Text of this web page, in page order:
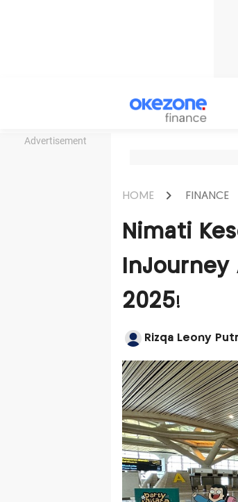
Advertisement
HOME FINANCE
Nimati
InJourney
2025!
Rizqa Leony